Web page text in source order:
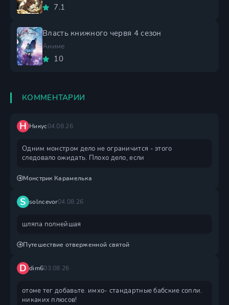
7.1
Власть книжного червя 4 сезон
Аниме
10
КОММЕНТАРИИ
Н Никус04.08.26
Одним монстром дело не ограничится - этого
следовало ожидать. Плохо дело, если
Монстрик Карамелька
S solncevor04.08.26
шляпа полнейшая
Путешествие отверженной святой
D dim603.08.26
отоме тег добавьте. имхо- стандартные бабские сопли.
никаких плюсов!